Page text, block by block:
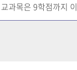
과목은 9학점까지